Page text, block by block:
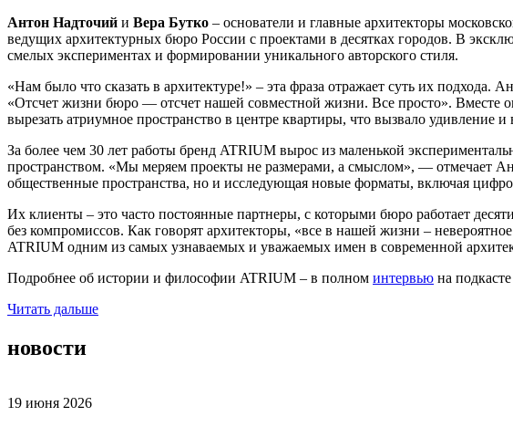
Антон Надточий и Вера Бутко – основатели и главные архитекторы
ведущих архитектурных бюро России с проектами в десятках городов. В
смелых экспериментах и формировании уникального авторского стиля.
«Нам было что сказать в архитектуре!» – эта фраза отражает суть их подхода.
«Отсчет жизни бюро — отсчет нашей совместной жизни. Все просто». Вместе
вырезать атриумное пространство в центре квартиры, что вызвало удивление
За более чем 30 лет работы бренд ATRIUM вырос из маленькой
пространством. «Мы меряем проекты не размерами, а смыслом», — отмечает
общественные пространства, но и исследующая новые форматы, включая
Их клиенты – это часто постоянные партнеры, с которыми бюро работает
без компромиссов. Как говорят архитекторы, «все в нашей жизни –
ATRIUM одним из самых узнаваемых и уважаемых имен в современной
Подробнее об истории и философии ATRIUM – в полном интервью на
Читать дальше
новости
19 июня 2026